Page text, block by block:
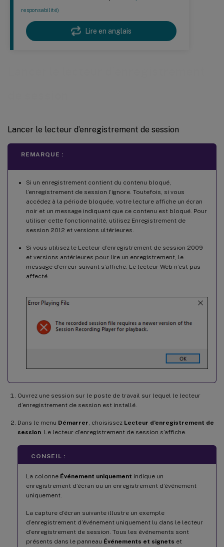
responsabilité)
Lire en anglais
Lancer le lecteur d’enregistrement de session
REMARQUE :
Si un enregistrement contient du contenu bloqué,
l’enregistrement de session l’ignore. Toutefois, si vous
accédez à la période bloquée, votre lecture affiche un écran
noir et un message indiquant que ce contenu est bloqué. Pour
utiliser cette fonctionnalité, utilisez Enregistrement de
session 2012 et versions ultérieures.
Si vous utilisez le Lecteur d’enregistrement de session 2009
et versions antérieures pour lire un enregistrement, le
message d’erreur suivant s’affiche. Le lecteur Web n’est pas
affecté.
Ouvrez une session sur le poste de travail sur lequel le lecteur
d’enregistrement de session est installé.
Dans le menu Démarrer, choisissez Lecteur d’enregistrement de
session. Le lecteur d’enregistrement de session s’affiche.
CONSEIL :
La colonne Événement uniquement indique un
enregistrement d’écran ou un enregistrement d’événement
uniquement.
La capture d’écran suivante illustre un exemple
d’enregistrement d’événement uniquement lu dans le lecteur
d’enregistrement de session. Tous les événements sont
présents dans le panneau Événements et signets et